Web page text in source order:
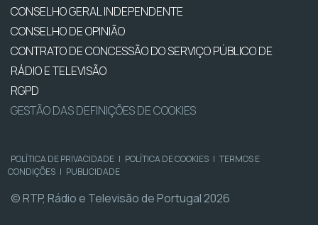
CONSELHO GERAL INDEPENDENTE
CONSELHO DE OPINIÃO
CONTRATO DE CONCESSÃO DO SERVIÇO PÚBLICO DE
RÁDIO E TELEVISÃO
RGPD
GESTÃO DAS DEFINIÇÕES DE COOKIES
POLÍTICA DE PRIVACIDADE | POLÍTICA DE COOKIES | TERMOS E
CONDIÇÕES | PUBLICIDADE
© RTP, Rádio e Televisão de Portugal 2026